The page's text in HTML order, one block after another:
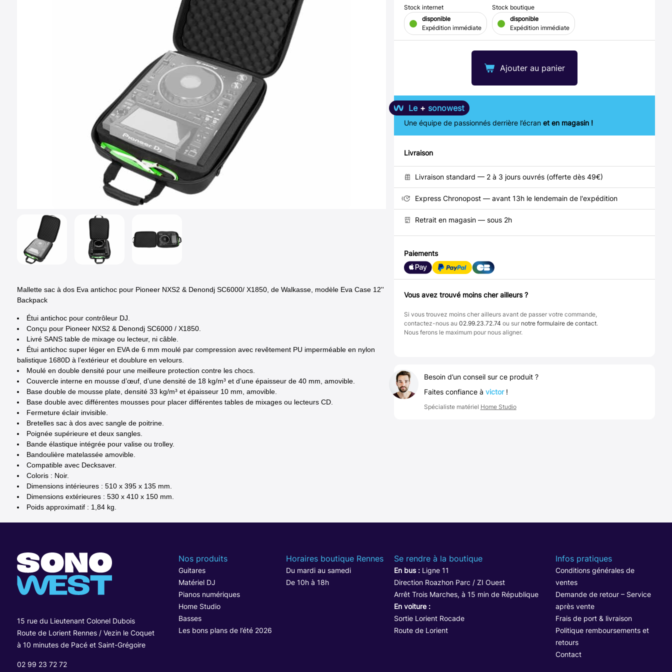
Mallette sac à dos Eva antichoc pour Pioneer NXS2 & Denondj SC6000/ X1850, de Walkasse, modèle Eva Case 12''
Backpack
Étui antichoc pour contrôleur DJ.
Conçu pour Pioneer NXS2 & Denondj SC6000 / X1850.
Livré SANS table de mixage ou lecteur, ni câble.
Étui antichoc super léger en EVA de 6 mm moulé par compression avec revêtement PU imperméable en nylon
balistique 1680D à l’extérieur et doublure en velours.
Moulé en double densité pour une meilleure protection contre les chocs.
Couvercle interne en mousse d’œuf, d’une densité de 18 kg/m³ et d’une épaisseur de 40 mm, amovible.
Base double de mousse plate, densité 33 kg/m³ et épaisseur 10 mm, amovible.
Base double avec différentes mousses pour placer différentes tables de mixages ou lecteurs CD.
Fermeture éclair invisible.
Bretelles sac à dos avec sangle de poitrine.
Poignée supérieure et deux sangles.
Bande élastique intégrée pour valise ou trolley.
Bandoulière matelassée amovible.
Compatible avec Decksaver.
Coloris : Noir.
Dimensions intérieures : 510 x 395 x 135 mm.
Dimensions extérieures : 530 x 410 x 150 mm.
Poids approximatif : 1,84 kg.
Ajouter au panier
Stock internet
disponible
Expédition immédiate
Stock boutique
disponible
Expédition immédiate
Le + sonowest
Une équipe de passionnés derrière l’écran et en magasin !
Livraison
Livraison standard — 2 à 3 jours ouvrés (offerte dès 49€)
Express Chronopost — avant 13h le lendemain de l'expédition
Retrait en magasin — sous 2h
Paiements
Vous avez trouvé moins cher ailleurs ?
Si vous trouvez moins cher ailleurs avant de passer votre commande,
contactez-nous au 02.99.23.72.74 ou sur notre formulaire de contact.
Nous ferons le maximum pour nous aligner.
Besoin d’un conseil sur ce produit ?
Faites confiance à victor!
Spécialiste matériel Home Studio
15 rue du Lieutenant Colonel Dubois
Route de Lorient Rennes / Vezin le Coquet
à 10 minutes de Pacé et Saint-Grégoire
02 99 23 72 72
Nos produits
Guitares
Matériel DJ
Pianos numériques
Home Studio
Basses
Les bons plans de l’été 2026
Horaires boutique Rennes
Du mardi au samedi
De 10h à 18h
Se rendre à la boutique
En bus :Ligne 11
Direction Roazhon Parc / ZI Ouest
Arrêt Trois Marches, à 15 min de République
En voiture :
Sortie Lorient Rocade
Route de Lorient
Infos pratiques
Conditions générales de
ventes
Demande de retour – Service
après vente
Frais de port & livraison
Politique remboursements et
retours
Contact